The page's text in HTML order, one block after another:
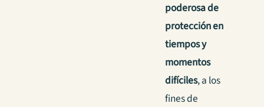
poderosa de
protección en
tiempos y
momentos
difíciles, a los
fines de